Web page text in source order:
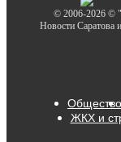
© 2006-2026 ©
Новости Саратова
Общество
ЖКХ и